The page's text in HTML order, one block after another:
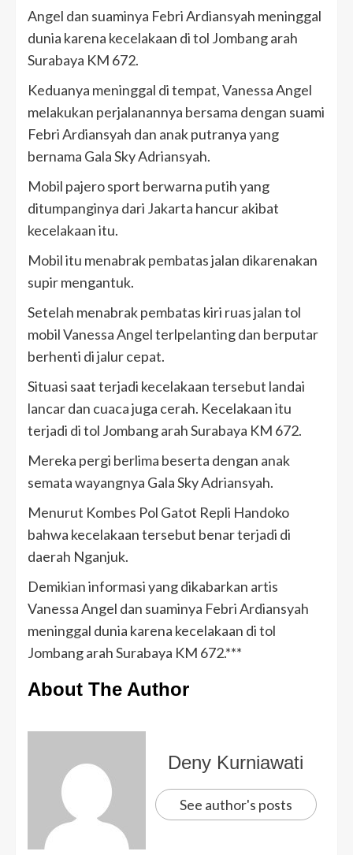
Angel dan suaminya Febri Ardiansyah meninggal
dunia karena kecelakaan di tol Jombang arah
Surabaya KM 672.
Keduanya meninggal di tempat, Vanessa Angel
melakukan perjalanannya bersama dengan suami
Febri Ardiansyah dan anak putranya yang
bernama Gala Sky Adriansyah.
Mobil pajero sport berwarna putih yang
ditumpanginya dari Jakarta hancur akibat
kecelakaan itu.
Mobil itu menabrak pembatas jalan dikarenakan
supir mengantuk.
Setelah menabrak pembatas kiri ruas jalan tol
mobil Vanessa Angel terlpelanting dan berputar
berhenti di jalur cepat.
Situasi saat terjadi kecelakaan tersebut landai
lancar dan cuaca juga cerah. Kecelakaan itu
terjadi di tol Jombang arah Surabaya KM 672.
Mereka pergi berlima beserta dengan anak
semata wayangnya Gala Sky Adriansyah.
Menurut Kombes Pol Gatot Repli Handoko
bahwa kecelakaan tersebut benar terjadi di
daerah Nganjuk.
Demikian informasi yang dikabarkan artis
Vanessa Angel dan suaminya Febri Ardiansyah
meninggal dunia karena kecelakaan di tol
Jombang arah Surabaya KM 672.***
About The Author
Deny Kurniawati
See author's posts